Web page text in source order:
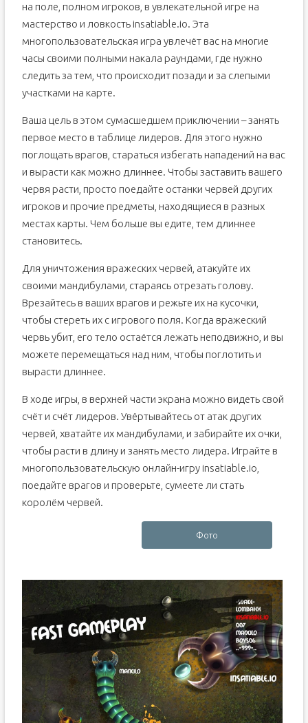
на поле, полном игроков, в увлекательной игре на
мастерство и ловкость insatiable.io. Эта
многопользовательская игра увлечёт вас на многие
часы своими полными накала раундами, где нужно
следить за тем, что происходит позади и за слепыми
участками на карте.
Ваша цель в этом сумасшедшем приключении – занять
первое место в таблице лидеров. Для этого нужно
поглощать врагов, стараться избегать нападений на вас
и вырасти как можно длиннее. Чтобы заставить вашего
червя расти, просто поедайте останки червей других
игроков и прочие предметы, находящиеся в разных
местах карты. Чем больше вы едите, тем длиннее
становитесь.
Для уничтожения вражеских червей, атакуйте их
своими мандибулами, стараясь отрезать голову.
Врезайтесь в ваших врагов и режьте их на кусочки,
чтобы стереть их с игрового поля. Когда вражеский
червь убит, его тело остаётся лежать неподвижно, и вы
можете перемещаться над ним, чтобы поглотить и
вырасти длиннее.
В ходе игры, в верхней части экрана можно видеть свой
счёт и счёт лидеров. Увёртывайтесь от атак других
червей, хватайте их мандибулами, и забирайте их очки,
чтобы расти в длину и занять место лидера. Играйте в
многопользовательскую онлайн-игру insatiable.io,
поедайте врагов и проверьте, сумеете ли стать
королём червей.
Фото